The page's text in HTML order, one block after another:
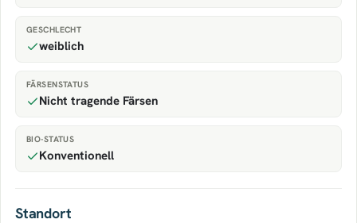
GESCHLECHT
weiblich
FÄRSENSTATUS
Nicht tragende Färsen
BIO-STATUS
Konventionell
Standort